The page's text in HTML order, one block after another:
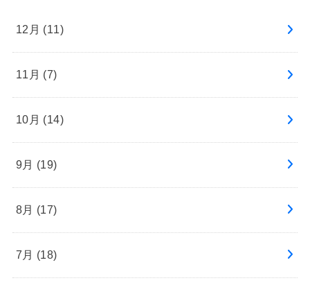
12月 (11)
11月 (7)
10月 (14)
9月 (19)
8月 (17)
7月 (18)